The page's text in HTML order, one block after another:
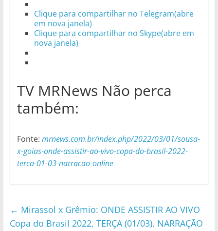
Clique para compartilhar no Telegram(abre
em nova janela)
Clique para compartilhar no Skype(abre em
nova janela)
TV MRNews Não perca
também:
Fonte: mrnews.com.br/index.php/2022/03/01/sousa-
x-goias-onde-assistir-ao-vivo-copa-do-brasil-2022-
terca-01-03-narracao-online
← Mirassol x Grêmio: ONDE ASSISTIR AO VIVO
Copa do Brasil 2022, TERÇA (01/03), NARRAÇÃO